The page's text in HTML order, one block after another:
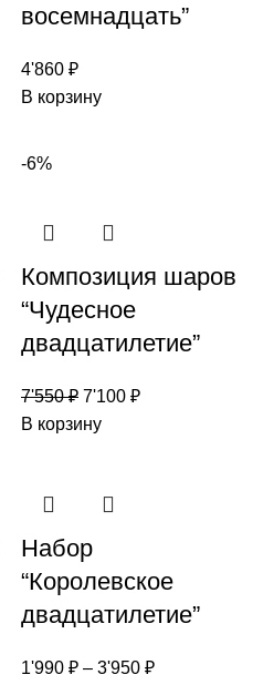
восемнадцать”
4'860 ₽
В корзину
-6%
Композиция шаров
“Чудесное
двадцатилетие”
7'550₽ 7'100 ₽
В корзину
Набор
“Королевское
двадцатилетие”
1'990 ₽ – 3'950 ₽